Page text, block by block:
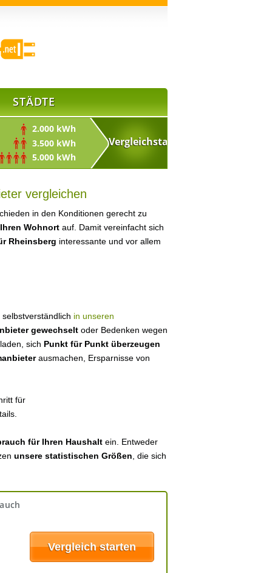
STÄDTE
2.000 kWh
3.500 kWh
5.000 kWh
vergleichen
in den Konditionen gerecht zu
Wohnort auf. Damit vereinfacht sich
Rheinsberg interessante und vor allem
selbstverständlich in unseren
gewechselt oder Bedenken wegen
sich Punkt für Punkt überzeugen
ausmachen, Ersparnisse von
für
für Ihren Haushalt ein. Entweder
unsere statistischen Größen , die sich